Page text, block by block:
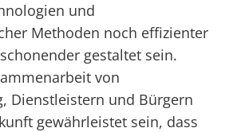
und
Methoden noch effizienter
gestaltet sein.
von
Dienstleistern und Bürgern
gewährleistet sein, dass